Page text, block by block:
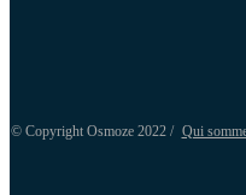
© Copyright Osmoze 2022 / Qui